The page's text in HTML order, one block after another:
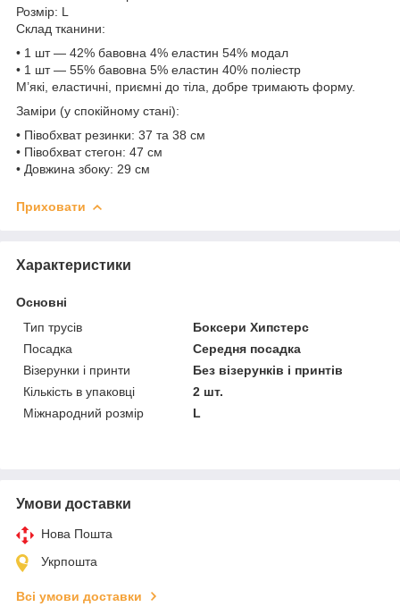
Розмір: L
Склад тканини:
• 1 шт — 42% бавовна 4% еластин 54% модал
• 1 шт — 55% бавовна 5% еластин 40% поліестр
М’які, еластичні, приємні до тіла, добре тримають форму.
Заміри (у спокійному стані):
• Півобхват резинки: 37 та 38 см
• Півобхват стегон: 47 см
• Довжина збоку: 29 см
Приховати
Характеристики
Основні
Тип трусів
Боксери Хипстерс
Посадка
Середня посадка
Візерунки і принти
Без візерунків і принтів
Кількість в упаковці
2 шт.
Міжнародний розмір
L
Умови доставки
Нова Пошта
Укрпошта
Всі умови доставки